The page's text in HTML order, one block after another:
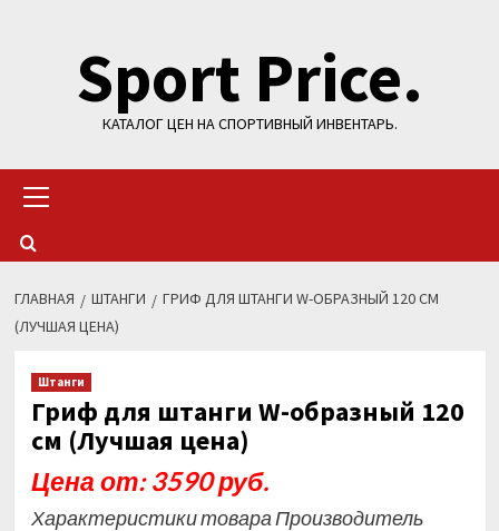
содержимомуSport Price.
КАТАЛОГ ЦЕН НА СПОРТИВНЫЙ ИНВЕНТАРЬ.
меню
ГЛАВНАЯ ШТАНГИ
ГРИФ ДЛЯ ШТАНГИ W-ОБРАЗНЫЙ 120 СМ
(ЛУЧШАЯ ЦЕНА)
Штанги
Гриф для штанги W-образный 120
см (Лучшая цена)
Цена от: 3590 руб.
Характеристики товара Производитель